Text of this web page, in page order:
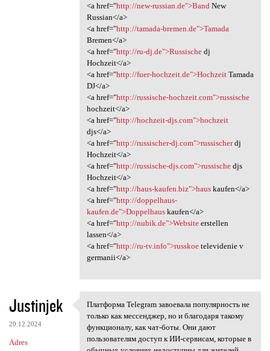
<a href="http://new-russian.de">Band New
Russian</a>
<a href="http://tamada-bremen.de">Tamada
Bremen</a>
<a href="http://ru-dj.de">Russischedj
Hochzeit</a>
<a href="http://fuer-hochzeit.de">HochzeitTamada
DJ</a>
<a href="http://russische-hochzeit.com">russische
hochzeit</a>
<a href="http://hochzeit-djs.com">hochzeit
djs</a>
<a href="http://russischer-dj.com">russischerdj
Hochzeit</a>
<a href="http://russische-djs.com">russischedjs
Hochzeit</a>
<a href="http://haus-kaufen.biz">hauskaufen</a>
<a href="http://doppelhaus-
kaufen.de">Doppelhauskaufen</a>
<a href="http://nubik.de">Websiteerstellen
lassen</a>
<a href="http://ru-tv.info">russkoetelevidenie v
germanii</a>
Justinjek
20.12.2024
Adres
Платформа Telegram завоевала
Платформа Telegram завоевала популярность не
только как мессенджер, но и благодаря такому
функционалу, как чат-боты. Они дают
пользователям доступ к ИИ-сервисам, которые в